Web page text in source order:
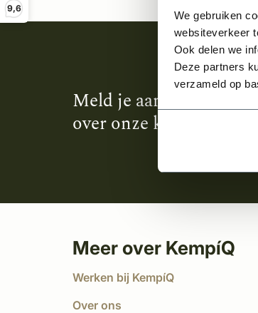
We gebruiken
websiteverkeer
Ook delen we
Deze partners
verzameld op
9,6
Meld je aan en ontvang
over onze kempische
Meer over KempíQ
Werken bij KempíQ
Over ons